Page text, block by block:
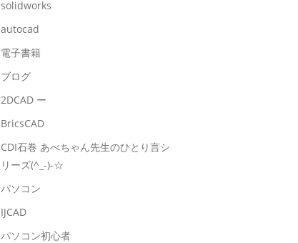
solidworks
autocad
電子書籍
ブログ
2DCAD ー
BricsCAD
CDI石巻 あべちゃん先生のひとり言シ
リーズ(^_-)-☆
パソコン
IJCAD
パソコン初心者